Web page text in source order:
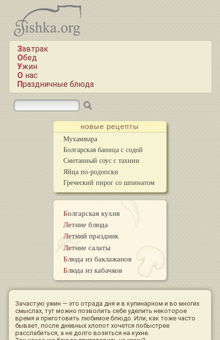
Завтрак
Обед
Ужин
О нас
Праздничные блюда
новые рецепты
Мухаммара
Болгарская баница с содой
Сметанный соус с тахини
Яйца по-родопски
Греческий пирог со шпинатом
Болгарская кухня
Летние блюда
Летний праздник
Летние салаты
Блюда из баклажанов
Блюда из кабачков
Зачастую ужин — это отрада дня и в кулинарном и во многих
смыслах, тут можно позволить себе уделить некоторое
время и приготовить любимое блюдо. Или, как тоже часто
бывает, после дневных хлопот хочется побыстрее
расслабиться, а не долго возиться на кухне.